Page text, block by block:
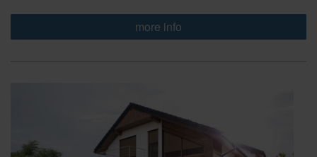
more info